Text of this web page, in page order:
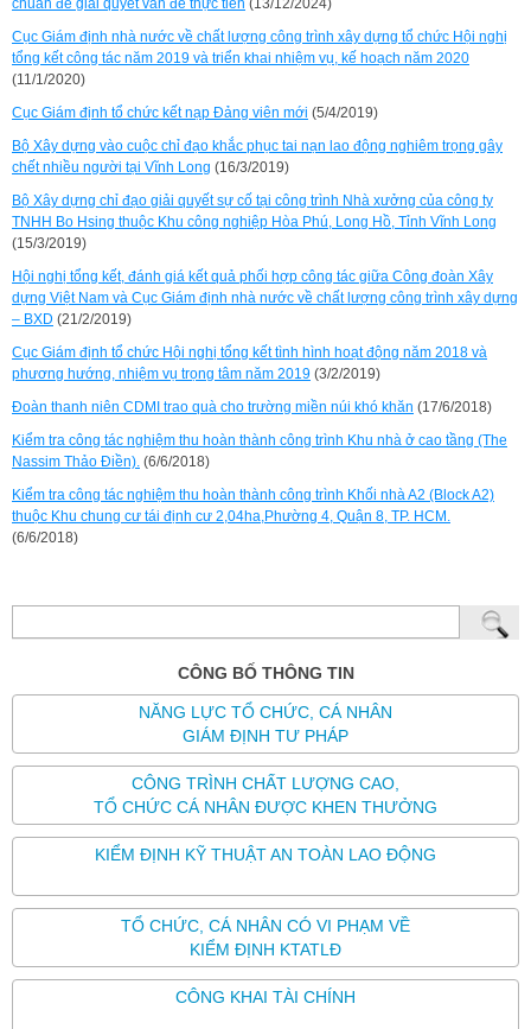
chuẩn để giải quyết vấn đề thực tiễn (13/12/2024)
Cục Giám định nhà nước về chất lượng công trình xây dựng tổ chức Hội nghị
tổng kết công tác năm 2019 và triển khai nhiệm vụ, kế hoạch năm 2020
(11/1/2020)
Cục Giám định tổ chức kết nạp Đảng viên mới (5/4/2019)
Bộ Xây dựng vào cuộc chỉ đạo khắc phục tai nạn lao động nghiêm trọng gây
chết nhiều người tại Vĩnh Long (16/3/2019)
Bộ Xây dựng chỉ đạo giải quyết sự cố tại công trình Nhà xưởng của công ty
TNHH Bo Hsing thuộc Khu công nghiệp Hòa Phú, Long Hồ, Tỉnh Vĩnh Long
(15/3/2019)
Hội nghị tổng kết, đánh giá kết quả phối hợp công tác giữa Công đoàn Xây
dựng Việt Nam và Cục Giám định nhà nước về chất lượng công trình xây dựng
– BXD (21/2/2019)
Cục Giám định tổ chức Hội nghị tổng kết tình hình hoạt động năm 2018 và
phương hướng, nhiệm vụ trọng tâm năm 2019 (3/2/2019)
Đoàn thanh niên CDMI trao quà cho trường miền núi khó khăn (17/6/2018)
Kiểm tra công tác nghiệm thu hoàn thành công trình Khu nhà ở cao tầng (The
Nassim Thảo Điền). (6/6/2018)
Kiểm tra công tác nghiệm thu hoàn thành công trình Khối nhà A2 (Block A2)
thuộc Khu chung cư tái định cư 2,04ha,Phường 4, Quận 8, TP. HCM.
(6/6/2018)
CÔNG BỐ THÔNG TIN
NĂNG LỰC TỔ CHỨC, CÁ NHÂN
GIÁM ĐỊNH TƯ PHÁP
CÔNG TRÌNH CHẤT LƯỢNG CAO,
TỔ CHỨC CÁ NHÂN ĐƯỢC KHEN THƯỞNG
KIỂM ĐỊNH KỸ THUẬT AN TOÀN LAO ĐỘNG
TỔ CHỨC, CÁ NHÂN CÓ VI PHẠM VỀ
KIỂM ĐỊNH KTATLĐ
CÔNG KHAI TÀI CHÍNH